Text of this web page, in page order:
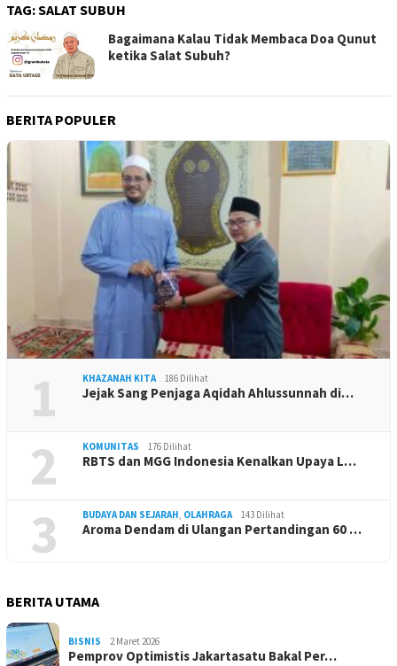
TAG:SALAT SUBUH
Bagaimana Kalau Tidak Membaca Doa Qunut
ketika Salat Subuh?
BERITA POPULER
1 KHAZANAH KITA 186 Dilihat
Jejak Sang Penjaga Aqidah Ahlussunnah di…
2 KOMUNITAS 176 Dilihat
RBTS dan MGG Indonesia Kenalkan Upaya L…
3 BUDAYA DAN SEJARAH, OLAHRAGA 143 Dilihat
Aroma Dendam di Ulangan Pertandingan 60 …
BERITA UTAMA
BISNIS 2 Maret 2026
Pemprov Optimistis Jakartasatu Bakal Per…